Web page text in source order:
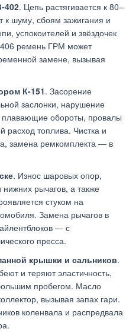
402. Цепь растягивается к 80–
к шуму, сбоям зажигания и
успокоителей и звёздочек
ремень ГРМ может
замене, вызывая
К-151. Засорение
заслонки, нарушение
обороты, провалы
расход топлива. Чистка и
замена ремкомплекта — в
. Износ шаровых опор,
нижних рычагов, а также
стуком на
Замена рычагов в
— с
пресса.
крышки и сальников.
и теряют эластичность,
пробегом. Масло
вызывая запах гари.
коленвала и распредвала